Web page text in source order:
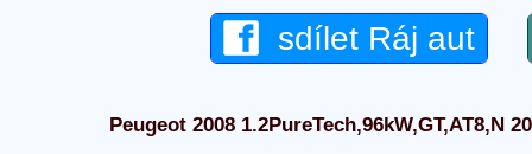
sdílet Ráj aut
Peugeot 2008 1.2PureTech,96kW,GT,AT8,N